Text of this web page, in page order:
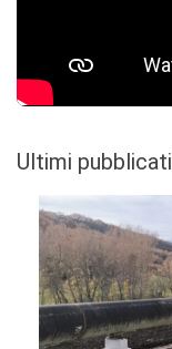
Ultimi pubblicati